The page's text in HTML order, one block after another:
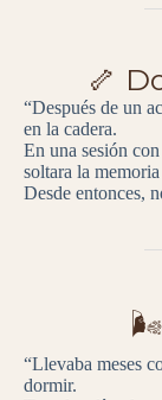
🦴
“Después de un
en la cadera.
En una sesión
soltara la
Desde entonces,
🌬️
“Llevaba meses
dormir.